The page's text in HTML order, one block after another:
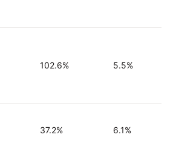
102.6% 5.5%
37.2% 6.1%